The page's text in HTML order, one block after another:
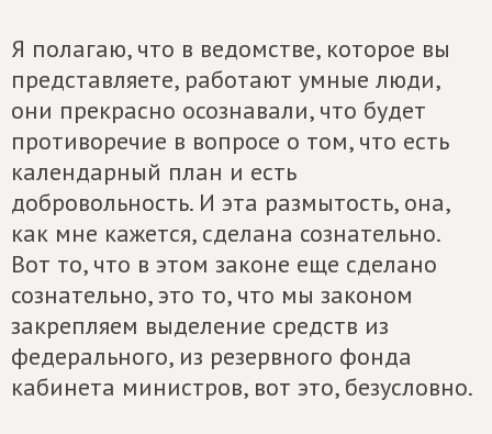
Я полагаю, что в ведомстве, которое вы
представляете, работают умные люди,
они прекрасно осознавали, что будет
противоречие в вопросе о том, что есть
календарный план и есть
добровольность. И эта размытость, она,
как мне кажется, сделана сознательно.
Вот то, что в этом законе еще сделано
сознательно, это то, что мы законом
закрепляем выделение средств из
федерального, из резервного фонда
кабинета министров, вот это, безусловно.